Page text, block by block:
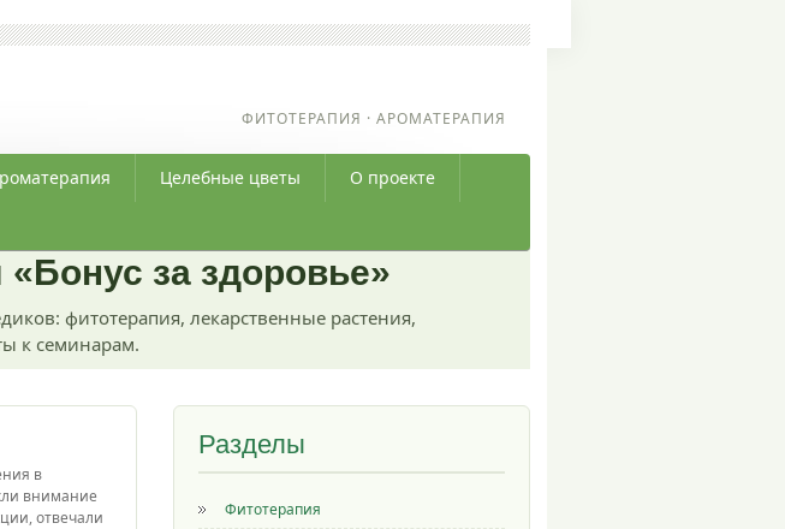
ФИТОТЕРАПИЯ · АРОМАТЕРАПИЯ
Целебные цветы О проекте
«Бонус за здоровье»
фитотерапия, лекарственные растения,
к семинарам.
в
внимание
отвечали
Разделы
Фитотерапия